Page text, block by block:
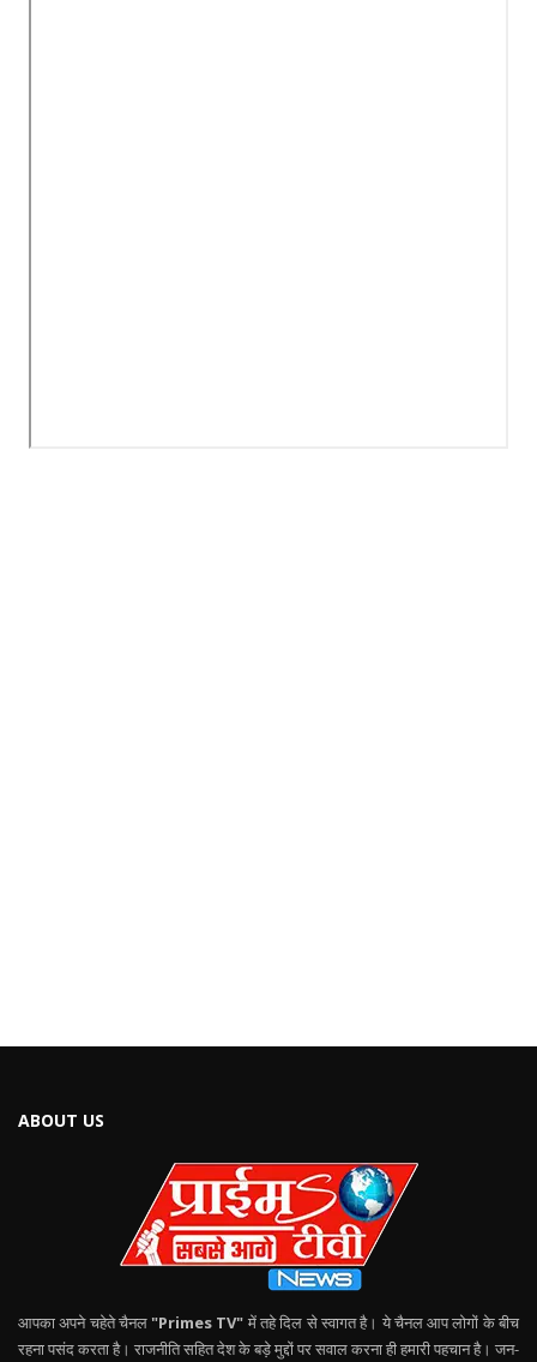
ABOUT US
आपका अपने चहेते चैनल "Primes TV" में तहे दिल से स्वागत है। ये चैनल आप लोगों के बीच
रहना पसंद करता है। राजनीति सहित देश के बड़े मुद्दों पर सवाल करना ही हमारी पहचान है। जन-